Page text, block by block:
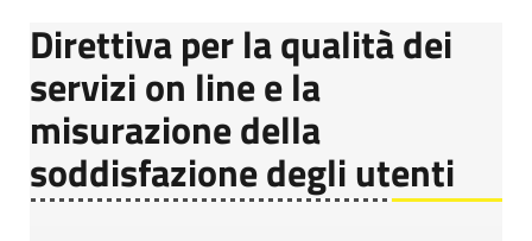
Direttiva per la qualità dei
servizi on line e la
misurazione della
soddisfazione degli utenti